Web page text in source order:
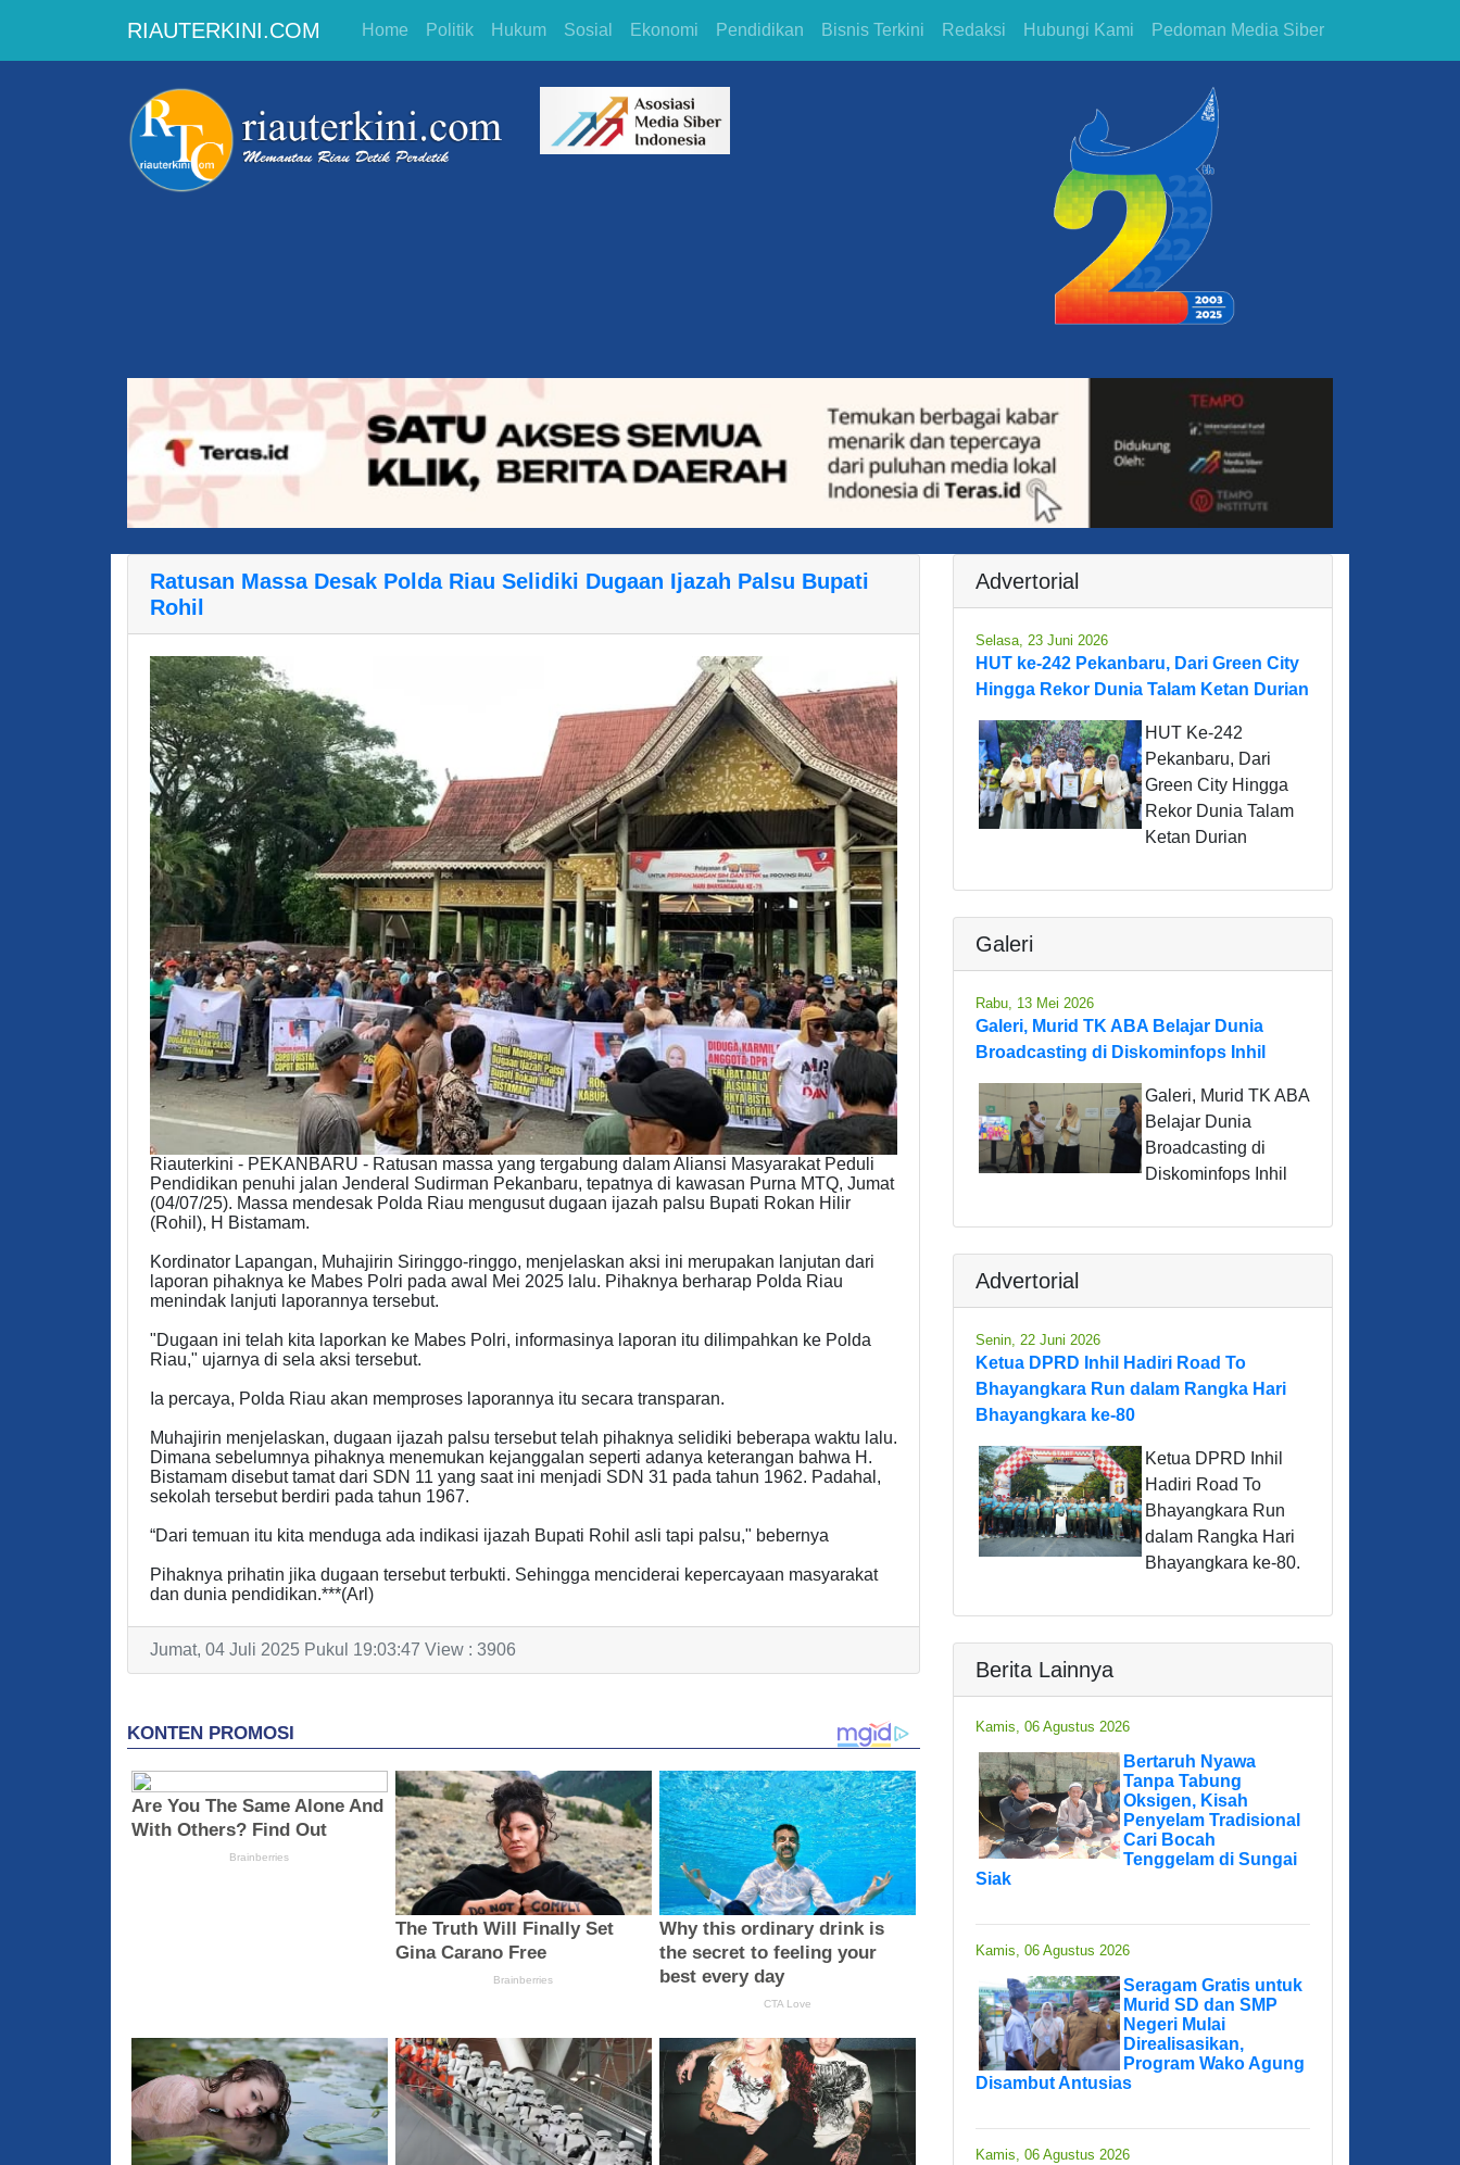
RIAUTERKINI.COM Home Politik Hukum Sosial Ekonomi Pendidikan Bisnis Terkini Redaksi Hubungi Kami Pedoman Media Siber
Ratusan Massa Desak Polda Riau Selidiki Dugaan Ijazah Palsu Bupati
Rohil
Riauterkini - PEKANBARU - Ratusan massa yang tergabung dalam Aliansi Masyarakat Peduli
Pendidikan penuhi jalan Jenderal Sudirman Pekanbaru, tepatnya di kawasan Purna MTQ, Jumat
(04/07/25). Massa mendesak Polda Riau mengusut dugaan ijazah palsu Bupati Rokan Hilir
(Rohil), H Bistamam.
Kordinator Lapangan, Muhajirin Siringgo-ringgo, menjelaskan aksi ini merupakan lanjutan dari
laporan pihaknya ke Mabes Polri pada awal Mei 2025 lalu. Pihaknya berharap Polda Riau
menindak lanjuti laporannya tersebut.
"Dugaan ini telah kita laporkan ke Mabes Polri, informasinya laporan itu dilimpahkan ke Polda
Riau," ujarnya di sela aksi tersebut.
Ia percaya, Polda Riau akan memproses laporannya itu secara transparan.
Muhajirin menjelaskan, dugaan ijazah palsu tersebut telah pihaknya selidiki beberapa waktu lalu.
Dimana sebelumnya pihaknya menemukan kejanggalan seperti adanya keterangan bahwa H.
Bistamam disebut tamat dari SDN 11 yang saat ini menjadi SDN 31 pada tahun 1962. Padahal,
sekolah tersebut berdiri pada tahun 1967.
“Dari temuan itu kita menduga ada indikasi ijazah Bupati Rohil asli tapi palsu," bebernya
Pihaknya prihatin jika dugaan tersebut terbukti. Sehingga menciderai kepercayaan masyarakat
dan dunia pendidikan.***(Arl)
Jumat, 04 Juli 2025 Pukul 19:03:47 View : 3906
Advertorial
Selasa, 23 Juni 2026
HUT ke-242 Pekanbaru, Dari Green City
Hingga Rekor Dunia Talam Ketan Durian
HUT Ke-242
Pekanbaru, Dari
Green City Hingga
Rekor Dunia Talam
Ketan Durian
Galeri
Rabu, 13 Mei 2026
Galeri, Murid TK ABA Belajar Dunia
Broadcasting di Diskominfops Inhil
Galeri, Murid TK ABA
Belajar Dunia
Broadcasting di
Diskominfops Inhil
Advertorial
Senin, 22 Juni 2026
Ketua DPRD Inhil Hadiri Road To
Bhayangkara Run dalam Rangka Hari
Bhayangkara ke-80
Ketua DPRD Inhil
Hadiri Road To
Bhayangkara Run
dalam Rangka Hari
Bhayangkara ke-80.
Berita Lainnya
Kamis, 06 Agustus 2026
Bertaruh Nyawa
Tanpa Tabung
Oksigen, Kisah
Penyelam Tradisional
Cari Bocah
Tenggelam di Sungai
Siak
Kamis, 06 Agustus 2026
Seragam Gratis untuk
Murid SD dan SMP
Negeri Mulai
Direalisasikan,
Program Wako Agung
Disambut Antusias
Kamis, 06 Agustus 2026